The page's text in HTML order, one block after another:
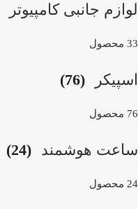
لوازم جانبی کامپیوتر
33 محصول
اسپیکر (76)
76 محصول
ساعت هوشمند (24)
24 محصول